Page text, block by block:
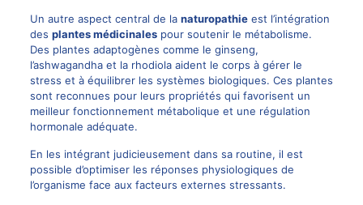
Un autre aspect central de la naturopathieest l’intégration
des plantes médicinalespour soutenir le métabolisme.
Des plantes adaptogènes comme le ginseng,
l’ashwagandha et la rhodiola aident le corps à gérer le
stress et à équilibrer les systèmes biologiques. Ces plantes
sont reconnues pour leurs propriétés qui favorisent un
meilleur fonctionnement métabolique et une régulation
hormonale adéquate.
En les intégrant judicieusement dans sa routine, il est
possible d’optimiser les réponses physiologiques de
l’organisme face aux facteurs externes stressants.